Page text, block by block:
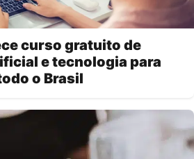
curso gratuito de
e tecnologia para
o Brasil